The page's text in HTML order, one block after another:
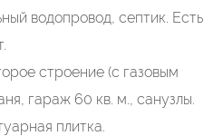
водопровод, септик. Есть
строение (с газовым
гараж 60 кв. м., санузлы.
плитка.